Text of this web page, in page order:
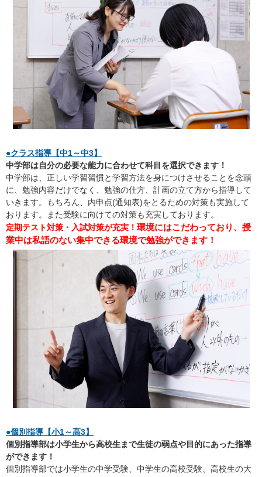
●クラス指導【中1～中3】
中学部は自分の必要な能力に合わせて科目を選択できます！
中学部は、正しい学習習慣と学習方法を身につけさせることを念頭
に、勉強内容だけでなく、勉強の仕方、計画の立て方から指導して
いきます。もちろん、内申点(通知表)をとるための対策も実施して
おります。また受験に向けての対策も充実しております。
定期テスト対策・入試対策が充実！ 環境にはこだわっており、授
業中は私語のない集中できる環境で勉強ができます！
●個別指導【小1～高3】
個別指導部は小学生から高校生まで生徒の弱点や目的にあった指導
ができます！
個別指導部では小学生の中学受験、中学生の高校受験、高校生の大